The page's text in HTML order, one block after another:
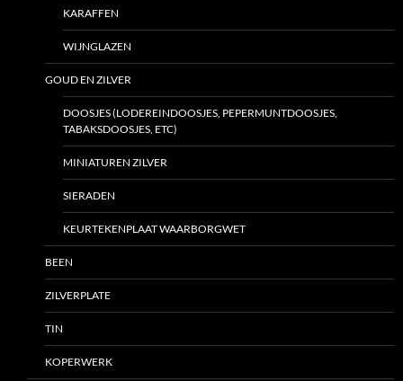
KARAFFEN
WIJNGLAZEN
GOUD EN ZILVER
DOOSJES (LODEREINDOOSJES, PEPERMUNTDOOSJES,
TABAKSDOOSJES, ETC)
MINIATUREN ZILVER
SIERADEN
KEURTEKENPLAAT WAARBORGWET
BEEN
ZILVERPLATE
TIN
KOPERWERK